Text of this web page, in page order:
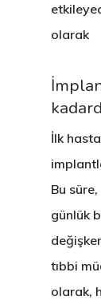
olarak
İlk
Bu
günlük
tıbbi
olarak,